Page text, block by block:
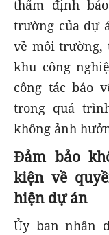
thẩm định
trường của dự
về môi trường,
khu công
công tác bảo
trong quá
không ảnh
Đảm bảo
kiện về
hiện dự án
Ủy ban nhân